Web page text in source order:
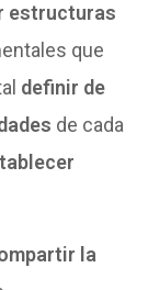
estructuras
que
definir de
de cada
la